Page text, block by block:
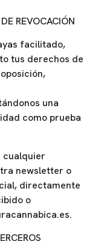
REVOCACIÓN
facilitado,
tus derechos de
una
como prueba
cualquier
newsletter o
directamente
o